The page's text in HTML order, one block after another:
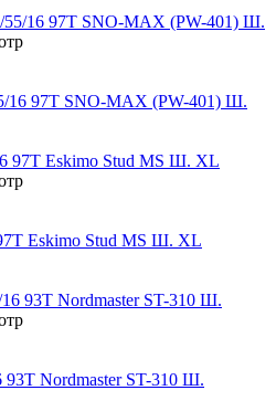
16 97T SNO-MAX (PW-401) Ш.
Eskimo Stud MS Ш. XL
93T Nordmaster ST-310 Ш.